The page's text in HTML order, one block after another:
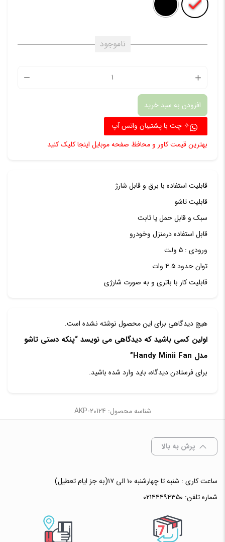
ناموجود
افزودن به سبد خرید
✧ چت با پشتیبان واتس آپ
بهترین قیمت کاور و محافظ صفحه موبایل اینجا کلیک کنید
قابلیت استفاده با برق و قابل شارژ
قابلیت تاشو
سبک و قابل حمل یا ثابت
قابل استفاده درمنزل وخودرو
ورودی ‏:‏ ۵ ولت
توان حدود ۴.۵ وات
قابلیت کار با باتری و به صورت شارژی
هیچ دیدگاهی برای این محصول نوشته نشده است.
اولین کسی باشید که دیدگاهی می نویسد “پنکه دستی تاشو
مدل Handy Minii Fan”
برای فرستادن دیدگاه، باید وارد شده باشید.
شناسه محصول: AKP-20124
پرش به بالا
ساعت کاری : شنبه تا چهارشنبه ۱۰ الی ۱۷(به جز ایام تعطیل)
شماره تلفن: ۰۲۱۴۴۴۹۴۳۵۰